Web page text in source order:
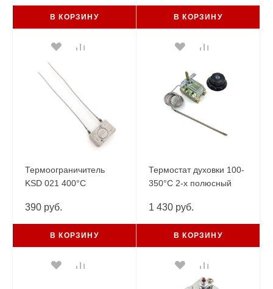
В КОРЗИНУ В КОРЗИНУ
Термоограничитель
KSD 021 400°С
конфорки ATESY
390 руб.
В КОРЗИНУ
Термостат духовки 100-
350°С 2-х полюсный
1 430 руб.
В КОРЗИНУ